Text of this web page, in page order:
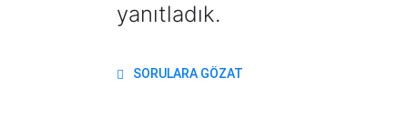
yanıtladık.
SORULARA GÖZAT